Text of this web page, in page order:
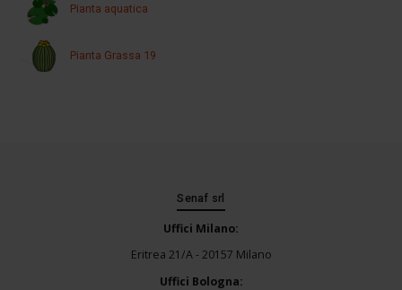
Pianta aquatica
Pianta Grassa 19
Senaf srl
Uffici Milano:
Eritrea 21/A - 20157 Milano
Uffici Bologna: